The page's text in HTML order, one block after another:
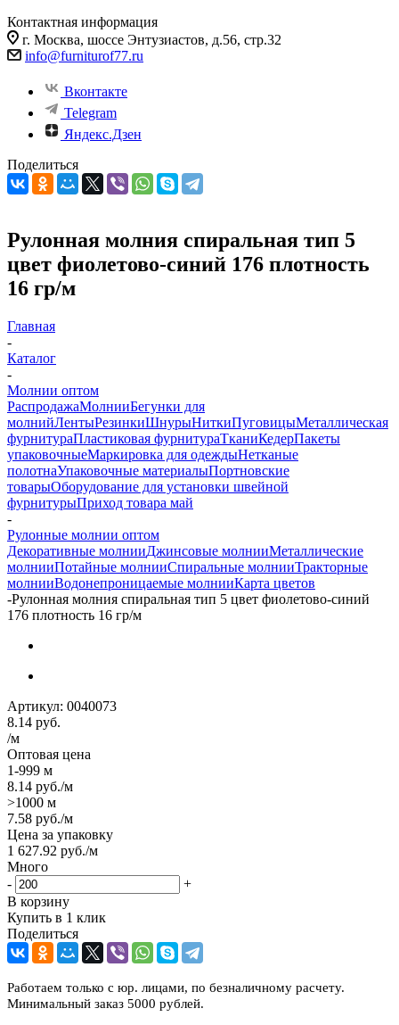
Контактная информация
г. Москва, шоссе Энтузиастов, д.56, стр.32
info@furniturof77.ru
Вконтакте
Telegram
Яндекс.Дзен
Поделиться
Рулонная молния спиральная тип 5
цвет фиолетово-синий 176 плотность
16 гр/м
Главная
-
Каталог
-
Молнии оптом
РаспродажаМолнииБегунки для
молнийЛентыРезинкиШнурыНиткиПуговицыМеталлическая
фурнитураПластиковая фурнитураТканиКедерПакеты
упаковочныеМаркировка для одеждыНетканые
полотнаУпаковочные материалыПортновские
товарыОборудование для установки швейной
фурнитурыПриход товара май
-
Рулонные молнии оптом
Декоративные молнииДжинсовые молнииМеталлические
молнииПотайные молнииСпиральные молнииТракторные
молнииВодонепроницаемые молнииКарта цветов
-Рулонная молния спиральная тип 5 цвет фиолетово-синий
176 плотность 16 гр/м
Артикул: 0040073
8.14 руб.
/м
Оптовая цена
1-999 м
8.14 руб./м
>1000 м
7.58 руб./м
Цена за упаковку
1 627.92 руб./м
Много
-
+
В корзину
Купить в 1 клик
Поделиться
Работаем только с юр. лицами, по безналичному расчету.
Минимальный заказ 5000 рублей.